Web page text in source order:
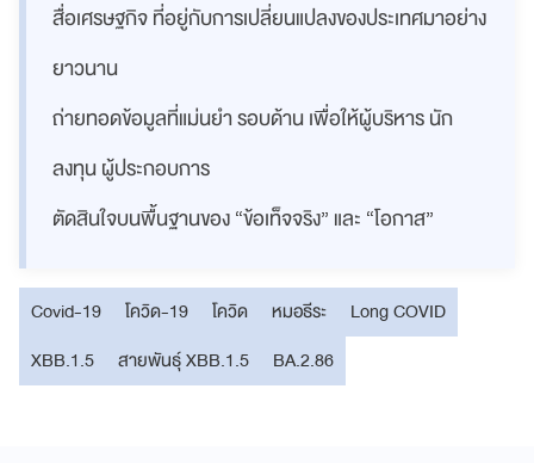
สื่อเศรษฐกิจ ที่อยู่กับการเปลี่ยนแปลงของประเทศมาอย่าง
ยาวนาน
ถ่ายทอดข้อมูลที่แม่นยำ รอบด้าน เพื่อให้ผู้บริหาร นัก
ลงทุน ผู้ประกอบการ
ตัดสินใจบนพื้นฐานของ “ข้อเท็จจริง” และ “โอกาส”
Covid-19 โควิด-19 โควิด หมอธีระ
Long COVID
XBB.1.5
สายพันธุ์ XBB.1.5 BA.2.86